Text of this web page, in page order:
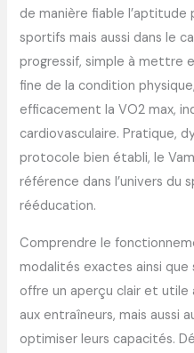
de manière fiable
sportifs mais aussi dans le
progressif, simple à mettre
fine de la condition
efficacement la VO2 max,
cardiovasculaire. Pratique,
protocole bien établi, le
référence dans l’univers
rééducation.
Comprendre le
modalités exactes ainsi
offre un aperçu clair et utile
aux entraîneurs, mais aussi
optimiser leurs capacités.